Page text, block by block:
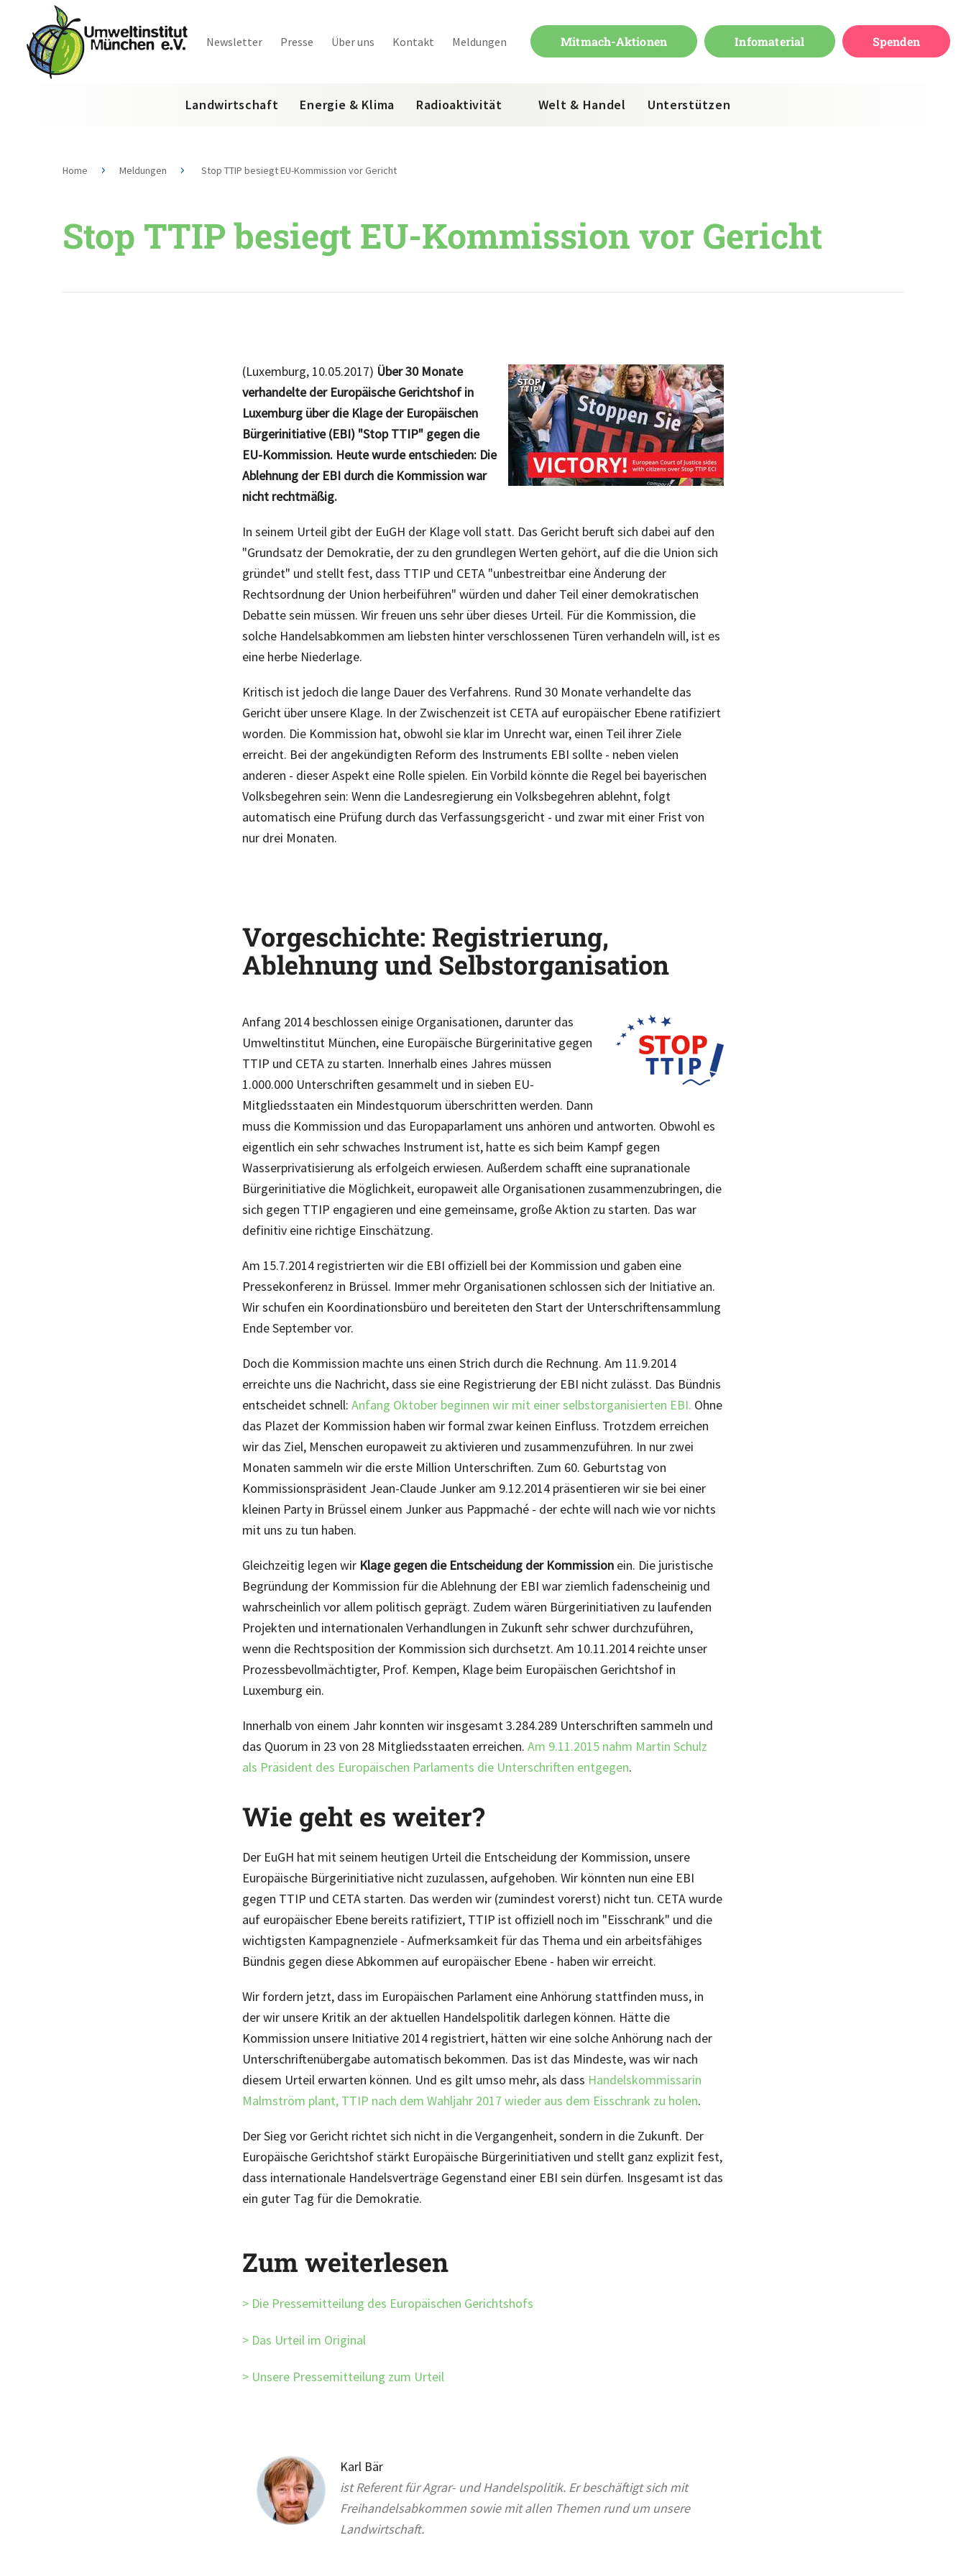
Newsletter Presse Über uns Kontakt Meldungen Mitmach-Aktionen Infomaterial Spenden
Landwirtschaft Energie & Klima Radioaktivität Welt & Handel Unterstützen
Home Meldungen Stop TTIP besiegt EU-Kommission vor Gericht
Stop TTIP besiegt EU-Kommission vor Gericht
(Luxemburg, 10.05.2017) Über 30 Monate
verhandelte der Europäische Gerichtshof in
Luxemburg über die Klage der Europäischen
Bürgerinitiative (EBI) "Stop TTIP" gegen die
EU-Kommission. Heute wurde entschieden: Die
Ablehnung der EBI durch die Kommission war
nicht rechtmäßig.
In seinem Urteil gibt der EuGH der Klage voll statt. Das Gericht beruft sich dabei auf den
"Grundsatz der Demokratie, der zu den grundlegen Werten gehört, auf die die Union sich
gründet" und stellt fest, dass TTIP und CETA "unbestreitbar eine Änderung der
Rechtsordnung der Union herbeiführen" würden und daher Teil einer demokratischen
Debatte sein müssen. Wir freuen uns sehr über dieses Urteil. Für die Kommission, die
solche Handelsabkommen am liebsten hinter verschlossenen Türen verhandeln will, ist es
eine herbe Niederlage.
Kritisch ist jedoch die lange Dauer des Verfahrens. Rund 30 Monate verhandelte das
Gericht über unsere Klage. In der Zwischenzeit ist CETA auf europäischer Ebene ratifiziert
worden. Die Kommission hat, obwohl sie klar im Unrecht war, einen Teil ihrer Ziele
erreicht. Bei der angekündigten Reform des Instruments EBI sollte - neben vielen
anderen - dieser Aspekt eine Rolle spielen. Ein Vorbild könnte die Regel bei bayerischen
Volksbegehren sein: Wenn die Landesregierung ein Volksbegehren ablehnt, folgt
automatisch eine Prüfung durch das Verfassungsgericht - und zwar mit einer Frist von
nur drei Monaten.
Vorgeschichte: Registrierung,
Ablehnung und Selbstorganisation
Anfang 2014 beschlossen einige Organisationen, darunter das
Umweltinstitut München, eine Europäische Bürgerinitative gegen
TTIP und CETA zu starten. Innerhalb eines Jahres müssen
1.000.000 Unterschriften gesammelt und in sieben EU-
Mitgliedsstaaten ein Mindestquorum überschritten werden. Dann
muss die Kommission und das Europaparlament uns anhören und antworten. Obwohl es
eigentlich ein sehr schwaches Instrument ist, hatte es sich beim Kampf gegen
Wasserprivatisierung als erfolgeich erwiesen. Außerdem schafft eine supranationale
Bürgerinitiative die Möglichkeit, europaweit alle Organisationen zusammenzubringen, die
sich gegen TTIP engagieren und eine gemeinsame, große Aktion zu starten. Das war
definitiv eine richtige Einschätzung.
Am 15.7.2014 registrierten wir die EBI offiziell bei der Kommission und gaben eine
Pressekonferenz in Brüssel. Immer mehr Organisationen schlossen sich der Initiative an.
Wir schufen ein Koordinationsbüro und bereiteten den Start der Unterschriftensammlung
Ende September vor.
Doch die Kommission machte uns einen Strich durch die Rechnung. Am 11.9.2014
erreichte uns die Nachricht, dass sie eine Registrierung der EBI nicht zulässt. Das Bündnis
entscheidet schnell: Anfang Oktober beginnen wir mit einer selbstorganisierten EBI. Ohne
das Plazet der Kommission haben wir formal zwar keinen Einfluss. Trotzdem erreichen
wir das Ziel, Menschen europaweit zu aktivieren und zusammenzuführen. In nur zwei
Monaten sammeln wir die erste Million Unterschriften. Zum 60. Geburtstag von
Kommissionspräsident Jean-Claude Junker am 9.12.2014 präsentieren wir sie bei einer
kleinen Party in Brüssel einem Junker aus Pappmaché - der echte will nach wie vor nichts
mit uns zu tun haben.
Gleichzeitig legen wir Klage gegen die Entscheidung der Kommission ein. Die juristische
Begründung der Kommission für die Ablehnung der EBI war ziemlich fadenscheinig und
wahrscheinlich vor allem politisch geprägt. Zudem wären Bürgerinitiativen zu laufenden
Projekten und internationalen Verhandlungen in Zukunft sehr schwer durchzuführen,
wenn die Rechtsposition der Kommission sich durchsetzt. Am 10.11.2014 reichte unser
Prozessbevollmächtigter, Prof. Kempen, Klage beim Europäischen Gerichtshof in
Luxemburg ein.
Innerhalb von einem Jahr konnten wir insgesamt 3.284.289 Unterschriften sammeln und
das Quorum in 23 von 28 Mitgliedsstaaten erreichen. Am 9.11.2015 nahm Martin Schulz
als Präsident des Europäischen Parlaments die Unterschriften entgegen.
Wie geht es weiter?
Der EuGH hat mit seinem heutigen Urteil die Entscheidung der Kommission, unsere
Europäische Bürgerinitiative nicht zuzulassen, aufgehoben. Wir könnten nun eine EBI
gegen TTIP und CETA starten. Das werden wir (zumindest vorerst) nicht tun. CETA wurde
auf europäischer Ebene bereits ratifiziert, TTIP ist offiziell noch im "Eisschrank" und die
wichtigsten Kampagnenziele - Aufmerksamkeit für das Thema und ein arbeitsfähiges
Bündnis gegen diese Abkommen auf europäischer Ebene - haben wir erreicht.
Wir fordern jetzt, dass im Europäischen Parlament eine Anhörung stattfinden muss, in
der wir unsere Kritik an der aktuellen Handelspolitik darlegen können. Hätte die
Kommission unsere Initiative 2014 registriert, hätten wir eine solche Anhörung nach der
Unterschriftenübergabe automatisch bekommen. Das ist das Mindeste, was wir nach
diesem Urteil erwarten können. Und es gilt umso mehr, als dass Handelskommissarin
Malmström plant, TTIP nach dem Wahljahr 2017 wieder aus dem Eisschrank zu holen.
Der Sieg vor Gericht richtet sich nicht in die Vergangenheit, sondern in die Zukunft. Der
Europäische Gerichtshof stärkt Europäische Bürgerinitiativen und stellt ganz explizit fest,
dass internationale Handelsverträge Gegenstand einer EBI sein dürfen. Insgesamt ist das
ein guter Tag für die Demokratie.
Zum weiterlesen
Die Pressemitteilung des Europäischen Gerichtshofs
Das Urteil im Original
Unsere Pressemitteilung zum Urteil
Karl Bär
ist Referent für Agrar- und Handelspolitik. Er beschäftigt sich mit
Freihandelsabkommen sowie mit allen Themen rund um unsere
Landwirtschaft.